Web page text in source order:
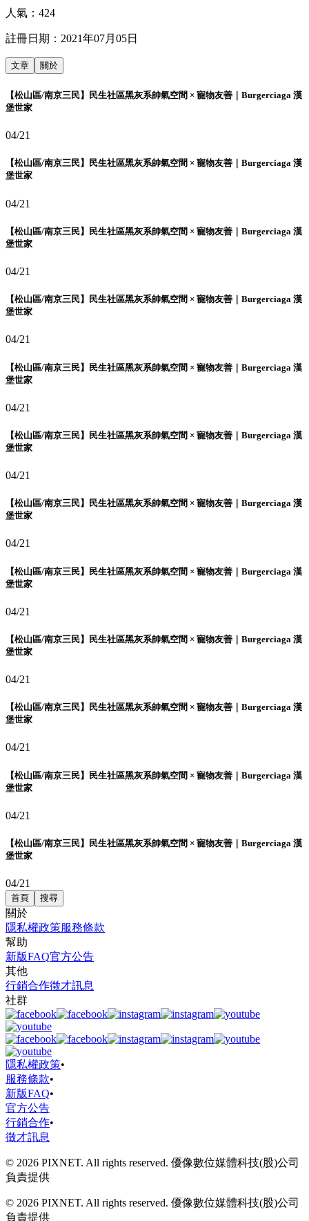
人氣： 424
註冊日期： 2021年07月05日
文章 關於
【松山區/南京三民】民生社區黑灰系帥氣空間 × 寵物友善｜Burgerciaga 漢
堡世家
04/21
【松山區/南京三民】民生社區黑灰系帥氣空間 × 寵物友善｜Burgerciaga 漢
堡世家
04/21
【松山區/南京三民】民生社區黑灰系帥氣空間 × 寵物友善｜Burgerciaga 漢
堡世家
04/21
【松山區/南京三民】民生社區黑灰系帥氣空間 × 寵物友善｜Burgerciaga 漢
堡世家
04/21
【松山區/南京三民】民生社區黑灰系帥氣空間 × 寵物友善｜Burgerciaga 漢
堡世家
04/21
【松山區/南京三民】民生社區黑灰系帥氣空間 × 寵物友善｜Burgerciaga 漢
堡世家
04/21
【松山區/南京三民】民生社區黑灰系帥氣空間 × 寵物友善｜Burgerciaga 漢
堡世家
04/21
【松山區/南京三民】民生社區黑灰系帥氣空間 × 寵物友善｜Burgerciaga 漢
堡世家
04/21
【松山區/南京三民】民生社區黑灰系帥氣空間 × 寵物友善｜Burgerciaga 漢
堡世家
04/21
【松山區/南京三民】民生社區黑灰系帥氣空間 × 寵物友善｜Burgerciaga 漢
堡世家
04/21
【松山區/南京三民】民生社區黑灰系帥氣空間 × 寵物友善｜Burgerciaga 漢
堡世家
04/21
【松山區/南京三民】民生社區黑灰系帥氣空間 × 寵物友善｜Burgerciaga 漢
堡世家
04/21
首頁 搜尋
關於
隱私權政策服務條款
幫助
新版FAQ官方公告
其他
行銷合作徵才訊息
社群
隱私權政策•
服務條款•
新版FAQ•
官方公告
行銷合作•
徵才訊息
© 2026 PIXNET. All rights reserved. 優像數位媒體科技(股)公司
負責提供
© 2026 PIXNET. All rights reserved. 優像數位媒體科技(股)公司
負責提供